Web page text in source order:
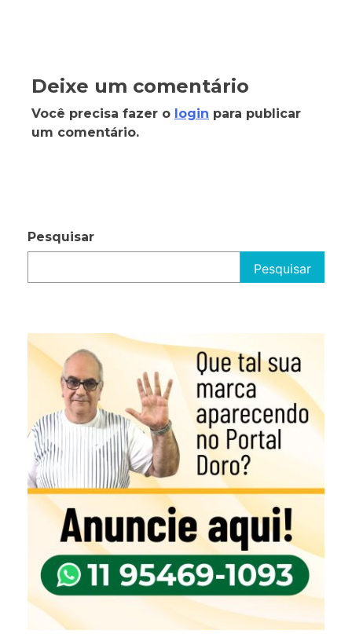
Deixe um comentário
Você precisa fazer o login para publicar
um comentário.
Pesquisar
Pesquisar